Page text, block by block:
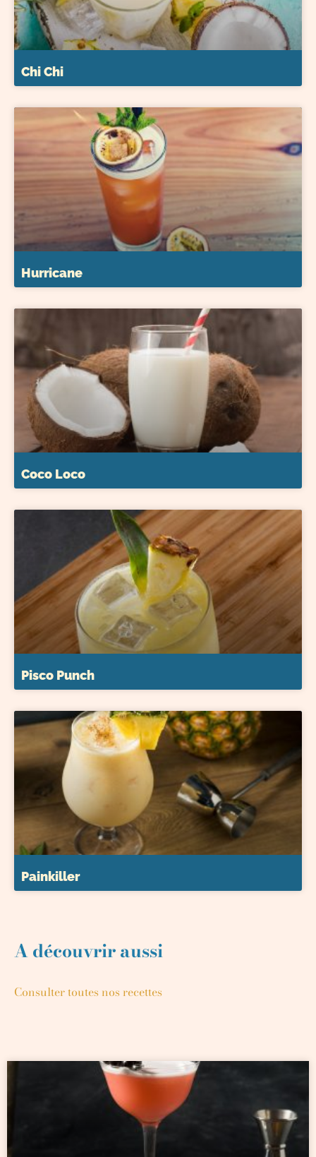
Chi Chi
Hurricane
Coco Loco
Pisco Punch
Painkiller
A découvrir aussi
Consulter toutes nos recettes